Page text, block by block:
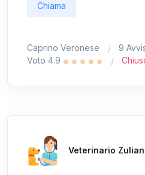
Chiama
Caprino Veronese
9
Voto 4.9
Veterinario